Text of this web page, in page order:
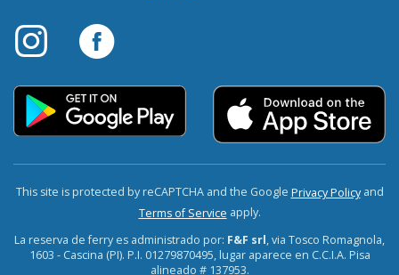
This site is protected by reCAPTCHA and the Google Privacy Policyand
Terms of Service apply.
La reserva de ferry es administrado por: F&F srl, via Tosco Romagnola,
1603 - Cascina (PI). P.I. 01279870495, lugar aparece en C.C.I.A. Pisa
alineado # 137953.